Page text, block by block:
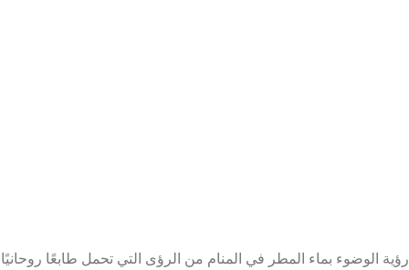
رؤية الوضوء بماء المطر في المنام من الرؤى التي تحمل طابعًا روحانيًا